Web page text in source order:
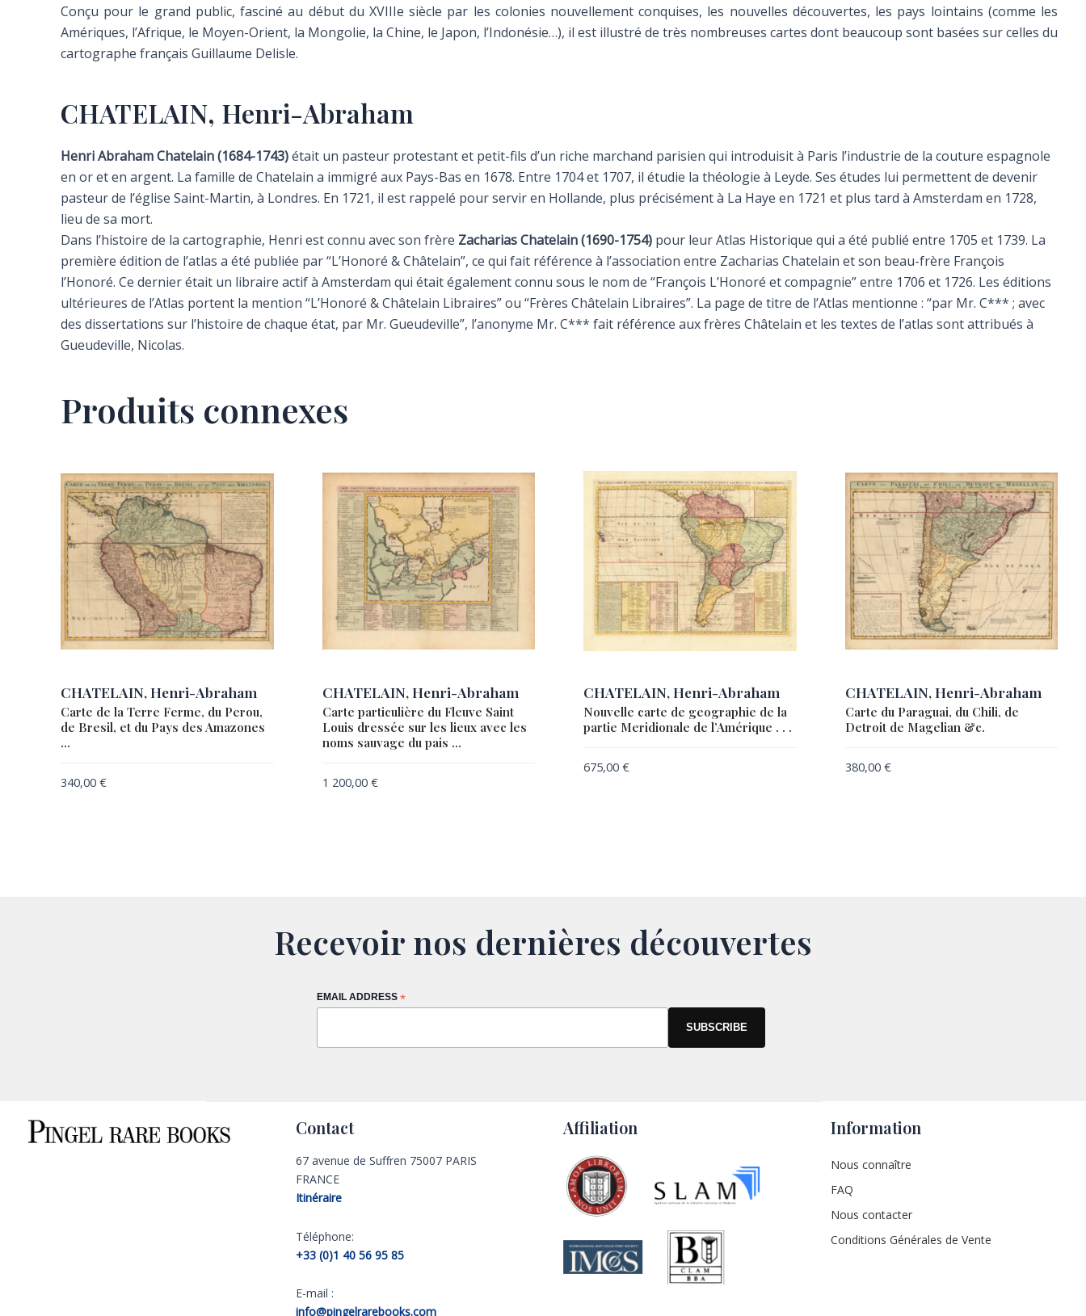
Conçu pour le grand public, fasciné au début du XVIIIe siècle par les colonies nouvellement conquises, les nouvelles découvertes, les pays lointains (comme les
Amériques, l’Afrique, le Moyen-Orient, la Mongolie, la Chine, le Japon, l’Indonésie…), il est illustré de très nombreuses cartes dont beaucoup sont basées sur celles du
cartographe français Guillaume Delisle.
CHATELAIN, Henri-Abraham
Henri Abraham Chatelain (1684-1743)était un pasteur protestant et petit-fils d’un riche marchand parisien qui introduisit à Paris l’industrie de la couture espagnole
en or et en argent. La famille de Chatelain a immigré aux Pays-Bas en 1678. Entre 1704 et 1707, il étudie la théologie à Leyde. Ses études lui permettent de devenir
pasteur de l’église Saint-Martin, à Londres. En 1721, il est rappelé pour servir en Hollande, plus précisément à La Haye en 1721 et plus tard à Amsterdam en 1728,
lieu de sa mort.
Dans l’histoire de la cartographie, Henri est connu avec son frère Zacharias Chatelain (1690-1754) pour leur Atlas Historique qui a été publié entre 1705 et 1739. La
première édition de l’atlas a été publiée par “L’Honoré & Châtelain”, ce qui fait référence à l’association entre Zacharias Chatelain et son beau-frère François
l’Honoré. Ce dernier était un libraire actif à Amsterdam qui était également connu sous le nom de “François L’Honoré et compagnie” entre 1706 et 1726. Les éditions
ultérieures de l’Atlas portent la mention “L’Honoré & Châtelain Libraires” ou “Frères Châtelain Libraires”. La page de titre de l’Atlas mentionne : “par Mr. C*** ; avec
des dissertations sur l’histoire de chaque état, par Mr. Gueudeville”, l’anonyme Mr. C*** fait référence aux frères Châtelain et les textes de l’atlas sont attribués à
Gueudeville, Nicolas.
Produits connexes
CHATELAIN, Henri-Abraham
Carte de la Terre Ferme, du Perou,
de Bresil, et du Pays des Amazones
…
340,00 €
CHATELAIN, Henri-Abraham
Carte particulière du Fleuve Saint
Louis dressée sur les lieux avec les
noms sauvage du pais …
1 200,00 €
CHATELAIN, Henri-Abraham
Nouvelle carte de geographie de la
partie Meridionale de l’Amérique . . .
675,00 €
CHATELAIN, Henri-Abraham
Carte du Paraguai, du Chili, de
Detroit de Magelian &c.
380,00 €
Recevoir nos dernières découvertes
EMAIL ADDRESS *
Contact
67 avenue de Suffren 75007 PARIS
FRANCE
Itinéraire
Téléphone:
+33 (0)1 40 56 95 85
E-mail :
info@pingelrarebooks.com
Affiliation Information
Nous connaître
FAQ
Nous contacter
Conditions Générales de Vente